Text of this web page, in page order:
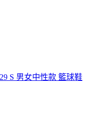
S 男女中性款 籃球鞋